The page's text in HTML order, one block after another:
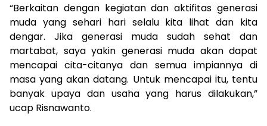
“Berkaitan dengan kegiatan dan aktifitas generasi
muda yang sehari hari selalu kita lihat dan kita
dengar. Jika generasi muda sudah sehat dan
martabat, saya yakin generasi muda akan dapat
mencapai cita-citanya dan semua impiannya di
masa yang akan datang. Untuk mencapai itu, tentu
banyak upaya dan usaha yang harus dilakukan,”
ucap Risnawanto.